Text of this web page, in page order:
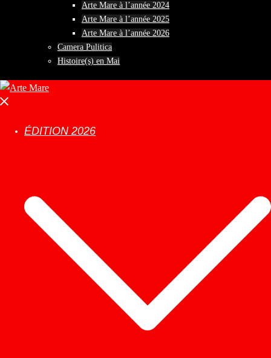
Arte Mare à l’année 2024
Arte Mare à l’année 2025
Arte Mare à l’année 2026
Camera Pulitica
Histoire(s) en Mai
ÉDITION 2026